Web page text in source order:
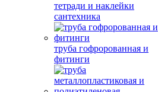
тетради и наклейки
сантехника
труба гофророванная и
фитинги